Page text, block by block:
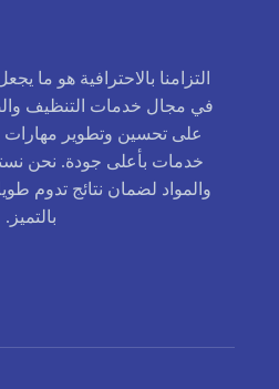
التزامنا بالاحترافية هو ما
في مجال خدمات التنظيف
على تحسين وتطوير مهارات
خدمات بأعلى جودة. نحن
والمواد لضمان نتائج تدوم
بالتميز.